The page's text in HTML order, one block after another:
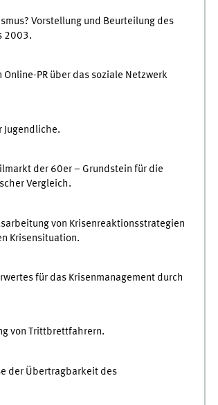
Vorstellung und Beurteilung des
2003.
PR über das soziale Netzwerk
Jugendliche.
der 60er – Grundstein für die
Vergleich.
von Krisenreaktionsstrategien
Krisensituation.
für das Krisenmanagement durch
von Trittbrettfahrern.
der Übertragbarkeit des